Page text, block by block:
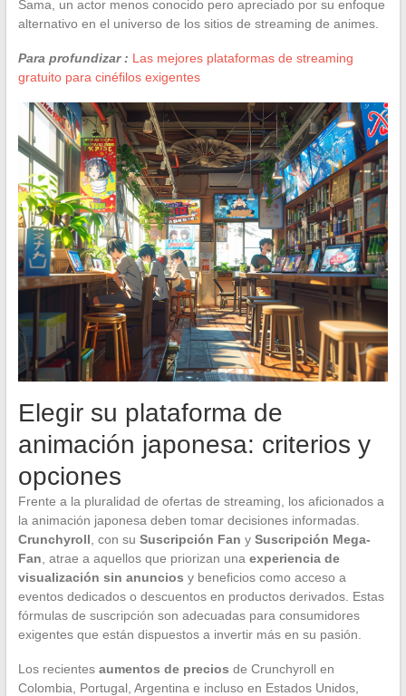
Sama, un actor menos conocido pero apreciado por su enfoque
alternativo en el universo de los sitios de streaming de animes.
Para profundizar : Las mejores plataformas de streaming
gratuito para cinéfilos exigentes
Elegir su plataforma de
animación japonesa: criterios y
opciones
Frente a la pluralidad de ofertas de streaming, los aficionados a
la animación japonesa deben tomar decisiones informadas.
Crunchyroll , con su Suscripción Fan y Suscripción Mega-
Fan , atrae a aquellos que priorizan una experiencia de
visualización sin anuncios y beneficios como acceso a
eventos dedicados o descuentos en productos derivados. Estas
fórmulas de suscripción son adecuadas para consumidores
exigentes que están dispuestos a invertir más en su pasión.
Los recientes aumentos de precios de Crunchyroll en
Colombia, Portugal, Argentina e incluso en Estados Unidos,